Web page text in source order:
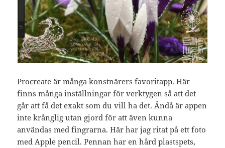
Procreate är många konstnärers favoritapp. Här
finns många inställningar för verktygen så att det
går att få det exakt som du vill ha det. Ändå är appen
inte krånglig utan gjord för att även kunna
användas med fingrarna. Här har jag ritat på ett foto
med Apple pencil. Pennan har en hård plastspets,